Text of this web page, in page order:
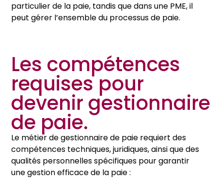
particulier de la paie, tandis que dans une PME, il
peut gérer l’ensemble du processus de paie.
Les compétences
requises pour
devenir gestionnaire
de paie.
Le métier de gestionnaire de paie requiert des
compétences techniques, juridiques, ainsi que des
qualités personnelles spécifiques pour garantir
une gestion efficace de la paie :